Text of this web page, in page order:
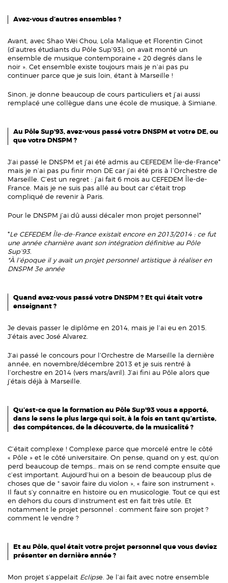
Avez-vous d’autres ensembles ?
Avant, avec Shao Wei Chou, Lola Malique et Florentin Ginot
(d’autres étudiants du Pôle Sup’93), on avait monté un
ensemble de musique contemporaine « 20 degrés dans le
noir ». Cet ensemble existe toujours mais je n’ai pas pu
continuer parce que je suis loin, étant à Marseille !
Sinon, je donne beaucoup de cours particuliers et j’ai aussi
remplacé une collègue dans une école de musique, à Simiane.
Au Pôle Sup'93, avez-vous passé votre DNSPM et votre DE, ou
que votre DNSPM ?
J’ai passé le DNSPM et j’ai été admis au CEFEDEM Île-de-France*
mais je n’ai pas pu finir mon DE car j’ai été pris à l’Orchestre de
Marseille. C’est un regret : j’ai fait 6 mois au CEFEDEM Île-de-
France. Mais je ne suis pas allé au bout car c’était trop
compliqué de revenir à Paris.
Pour le DNSPM j’ai dû aussi décaler mon projet personnel*
*Le CEFEDEM Île-de-France existait encore en 2013/2014 : ce fut
une année charnière avant son intégration définitive au Pôle
Sup’93.
*À l’époque il y avait un projet personnel artistique à réaliser en
DNSPM 3e année
Quand avez-vous passé votre DNSPM ? Et qui était votre
enseignant ?
Je devais passer le diplôme en 2014, mais je l’ai eu en 2015.
J’étais avec José Alvarez.
J’ai passé le concours pour l’Orchestre de Marseille la dernière
année, en novembre/décembre 2013 et je suis rentré à
l’orchestre en 2014 (vers mars/avril). J’ai fini au Pôle alors que
j’étais déjà à Marseille.
Qu’est-ce que la formation au Pôle Sup'93 vous a apporté,
dans le sens le plus large qui soit, à la fois en tant qu’artiste,
des compétences, de la découverte, de la musicalité ?
C’était complexe ! Complexe parce que morcelé entre le côté
« Pôle » et le côté universitaire. On pense, quand on y est, qu’on
perd beaucoup de temps… mais on se rend compte ensuite que
c’est important. Aujourd’hui on a besoin de beaucoup plus de
choses que de " savoir faire du violon », « faire son instrument ».
Il faut s’y connaitre en histoire ou en musicologie. Tout ce qui est
en dehors du cours d’instrument est en fait très utile. Et
notamment le projet personnel : comment faire son projet ?
comment le vendre ?
Et au Pôle, quel était votre projet personnel que vous deviez
présenter en dernière année ?
Mon projet s’appelait Eclipse. Je l’ai fait avec notre ensemble